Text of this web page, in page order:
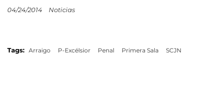
04/24/2014 Noticias
Tags: Arraigo P-Excélsior Penal Primera Sala SCJN